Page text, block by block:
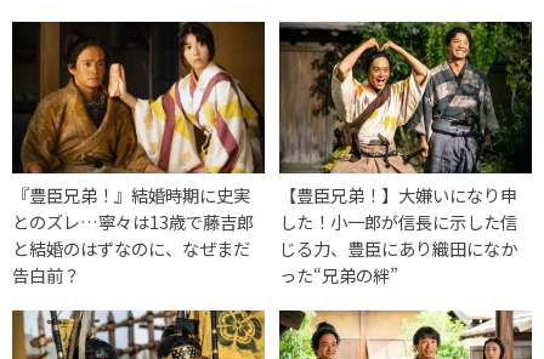
『豊臣兄弟！』結婚時期に史実
とのズレ…寧々は13歳で藤吉郎
と結婚のはずなのに、なぜまだ
告白前？
【豊臣兄弟！】大嫌いになり申
した！小一郎が信長に示した信
じる力、豊臣にあり織田になか
った“兄弟の絆”